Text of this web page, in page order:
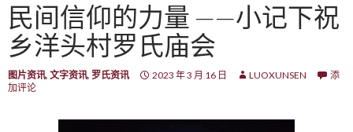
民间信仰的力量 ——小记下祝
乡洋头村罗氏庙会
图片资讯, 文字资讯, 罗氏资讯 2023 年 3 月 16 日 LUOXUNSEN
添
加评论